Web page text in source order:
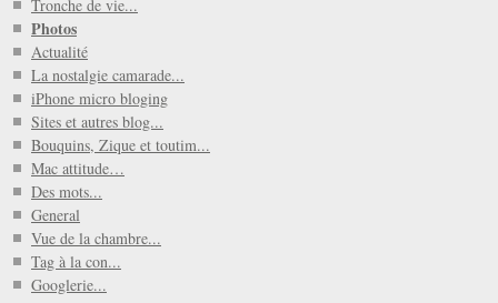
Tronche de vie...
Photos
Actualité
La nostalgie camarade...
iPhone micro bloging
Sites et autres blog...
Bouquins, Zique et toutim...
Mac attitude…
Des mots...
General
Vue de la chambre...
Tag à la con...
Googlerie...